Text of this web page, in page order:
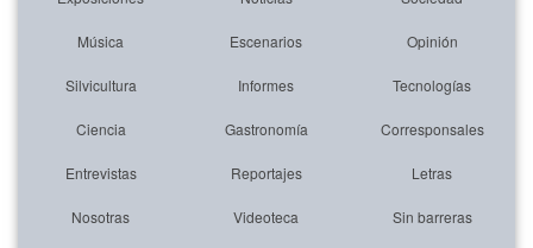
Música Escenarios Opinión
Silvicultura Informes Tecnologías
Ciencia Gastronomía Corresponsales
Entrevistas Reportajes Letras
Nosotras Videoteca Sin barreras